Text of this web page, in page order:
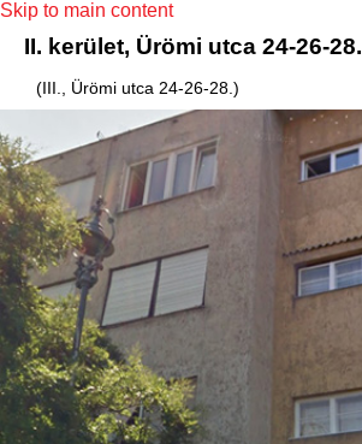
Skip to main content
II. kerület, Ürömi utca 24-26-28.
(III., Ürömi utca 24-26-28.)